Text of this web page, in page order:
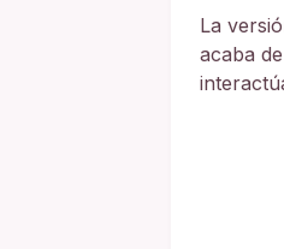
La
acaba